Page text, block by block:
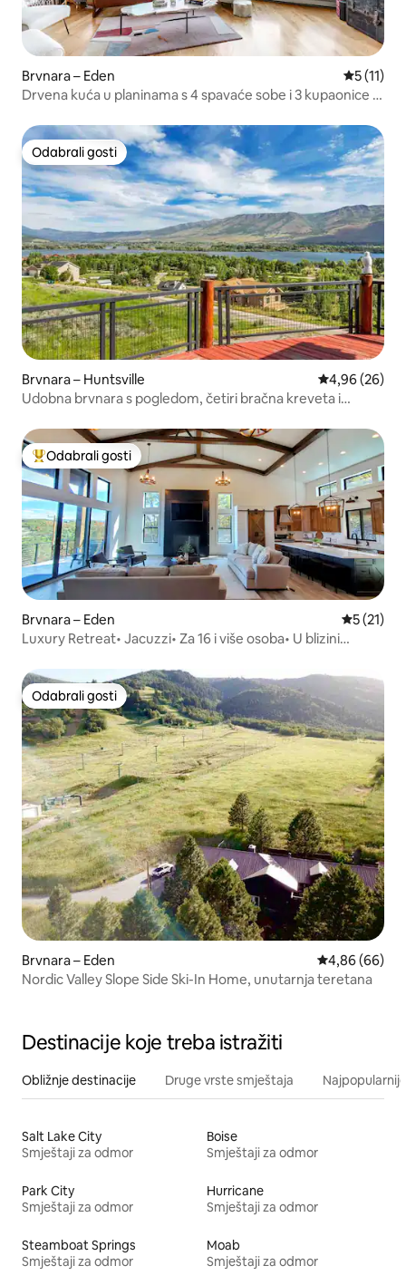
Brvnara – Eden
5 (11)
Drvena kuća u planinama s 4 spavaće sobe i 3 kupaonice i
Odabrali gosti
Odabrali gosti
Brvnara – Huntsville Prosječna
4,96 (26)
Udobna brvnara s pogledom, četiri bračna kreveta i
Među najviše rangiranima s oznakom „Odabrali gosti”
Odabrali gosti
Brvnara – Eden Prosječna
5 (21)
Luxury Retreat• Jacuzzi• Za 16 i više osoba• U blizini
Odabrali gosti
Odabrali gosti
Brvnara – Eden Prosječna
4,86 (66)
Nordic Valley Slope Side Ski-In Home, unutarnja teretana
Destinacije koje treba istražiti
Obližnje destinacije Druge vrste smještaja
Salt Lake City
Smještaji za odmor
Boise
Smještaji za odmor
Park City
Smještaji za odmor
Hurricane
Smještaji za odmor
Steamboat Springs
Smještaji za odmor
Moab
Smještaji za odmor